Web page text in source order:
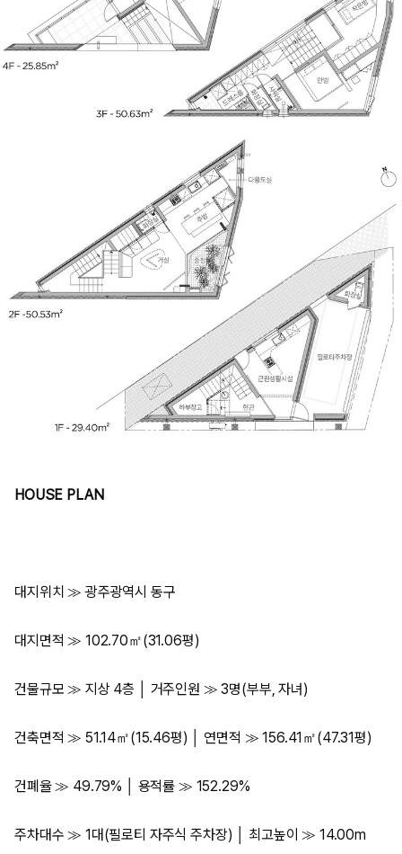
HOUSE PLAN
대지위치 ≫ 광주광역시 동구
대지면적 ≫ 102.70㎡(31.06평)
건물규모 ≫ 지상 4층 │ 거주인원 ≫ 3명(부부, 자녀)
건축면적 ≫ 51.14㎡(15.46평) │ 연면적 ≫ 156.41㎡(47.31평)
건폐율 ≫ 49.79% │ 용적률 ≫ 152.29%
주차대수 ≫ 1대(필로티 자주식 주차장) │ 최고높이 ≫ 14.00m